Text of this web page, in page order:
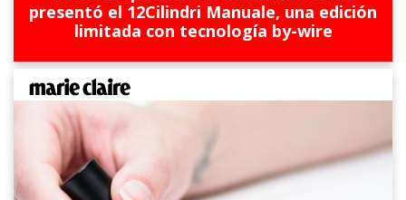
presentó el 12Cilindri Manuale, una edición
limitada con tecnología by-wire